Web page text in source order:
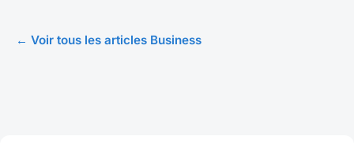
← Voir tous les articles Business